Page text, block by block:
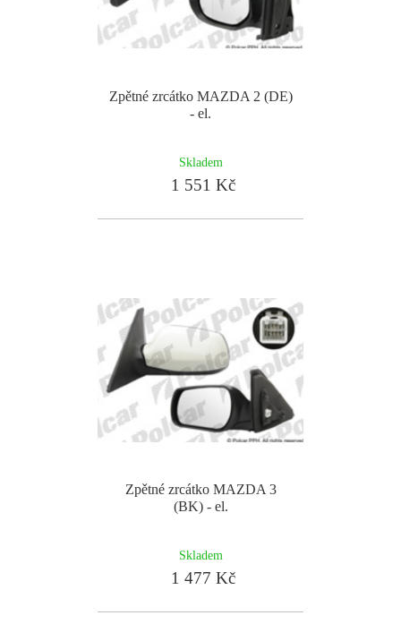
Zpětné zrcátko MAZDA 2 (DE)
- el.
Skladem
1 551 Kč
Zpětné zrcátko MAZDA 3
(BK) - el.
Skladem
1 477 Kč